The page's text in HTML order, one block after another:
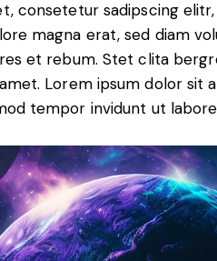
consetetur sadipscing
magna erat, sed diam
et rebum. Stet clita
Lorem ipsum dolor sit
tempor invidunt ut